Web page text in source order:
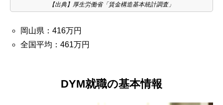
【出典】厚生労働省「賃金構造基本統計調査」
岡山県：416万円
全国平均：461万円
DYM就職の基本情報